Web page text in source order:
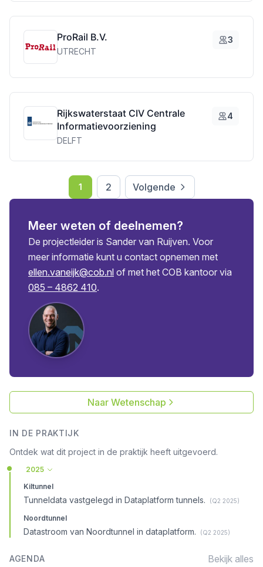
ProRail B.V.
UTRECHT
3
Rijkswaterstaat CIV Centrale
Informatievoorziening
DELFT
4
1 2 Volgende
Meer weten of deelnemen?
De projectleider is Sander van Ruijven. Voor
meer informatie kunt u contact opnemen met
ellen.vaneijk@cob.nl of met het COB kantoor via
085 – 4862 410.
Naar Wetenschap
IN DE PRAKTIJK
Ontdek wat dit project in de praktijk heeft uitgevoerd.
2025
Kiltunnel
Tunneldata vastgelegd in Dataplatform tunnels. (Q2 2025)
Noordtunnel
Datastroom van Noordtunnel in dataplatform. (Q2 2025)
AGENDA Bekijk alles